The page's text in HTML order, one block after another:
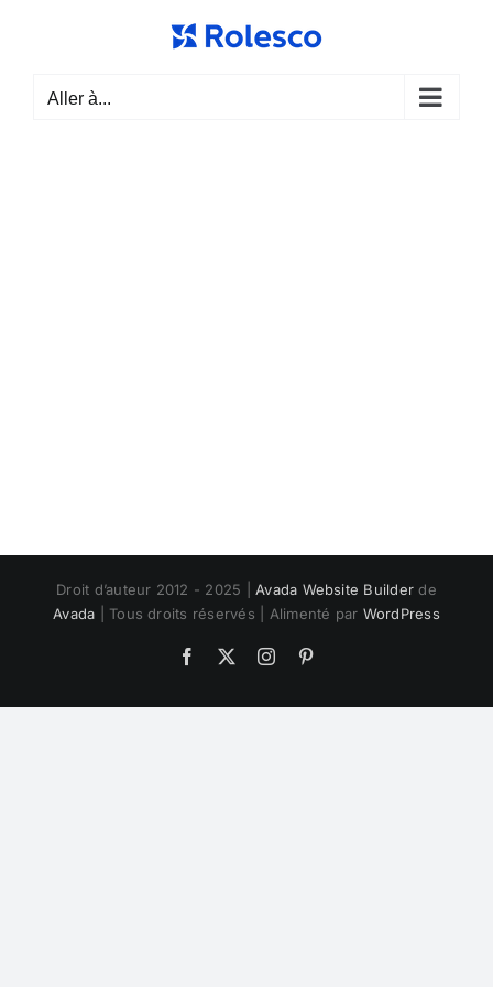
Aller à...
Droit d’auteur 2012 - 2025 |Avada Website Builder de
Avada | Tous droits réservés | Alimenté par WordPress
Facebook
TwitterInstagram